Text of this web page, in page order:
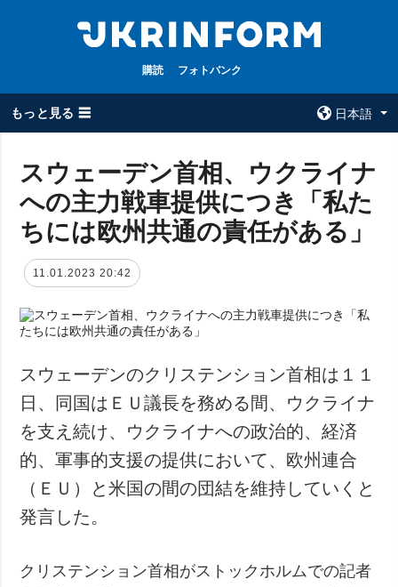
購読 フォトバンク
もっと見る ☰
日本語
全てのトピック
戦争
政治
経済・復興
防衛
社会・文化
スポーツ
犯罪
事故・緊急事態
ウクルインフォ
ルム
ウクルインフォル
追加
特集
写真
サービス
スウェーデン首相、ウクライナ
への主力戦車提供につき「私た
ちには欧州共通の責任がある」
11.01.2023 20:42
スウェーデンのクリステンション首相は１１
日、同国はＥＵ議長を務める間、ウクライナ
を支え続け、ウクライナへの政治的、経済
的、軍事的支援の提供において、欧州連合
（ＥＵ）と米国の間の団結を維持していくと
発言した。
クリステンション首相がストックホルムでの記者